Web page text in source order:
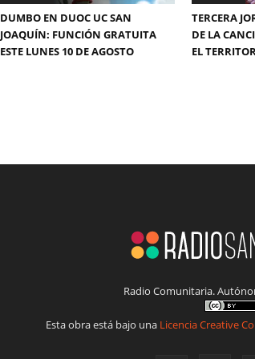
DUMBO EN DUOC UC SAN
JOAQUÍN: FUNCIÓN GRATUITA
ESTE LUNES 10 DE AGOSTO
TERCERA
DE LA
EL
Radio Comunitaria.
Esta obra está bajo una Licencia Creative